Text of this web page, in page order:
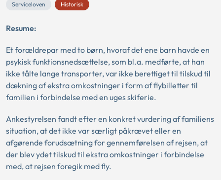
Serviceloven
Historisk
Resume:
Et forældrepar med to børn, hvoraf det ene barn havde en
psykisk funktionsnedsættelse, som bl.a. medførte, at han
ikke tålte lange transporter, var ikke berettiget til tilskud til
dækning af ekstra omkostninger i form af flybilletter til
familien i forbindelse med en uges skiferie.
Ankestyrelsen fandt efter en konkret vurdering af familiens
situation, at det ikke var særligt påkrævet eller en
afgørende forudsætning for gennemførelsen af rejsen, at
der blev ydet tilskud til ekstra omkostninger i forbindelse
med, at rejsen foregik med fly.